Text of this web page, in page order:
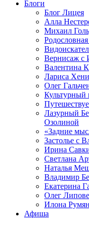
Блоги
Блог Лицея
Алла
Михаил
Вернисаж с
Валентина
Лариса
Олег
Культурный
Лазурный
Озолиной
«Задние
Застолье с
Ирина
Светлана
Наталья
Владимир
Екатерина
Олег
Илона
Афиша